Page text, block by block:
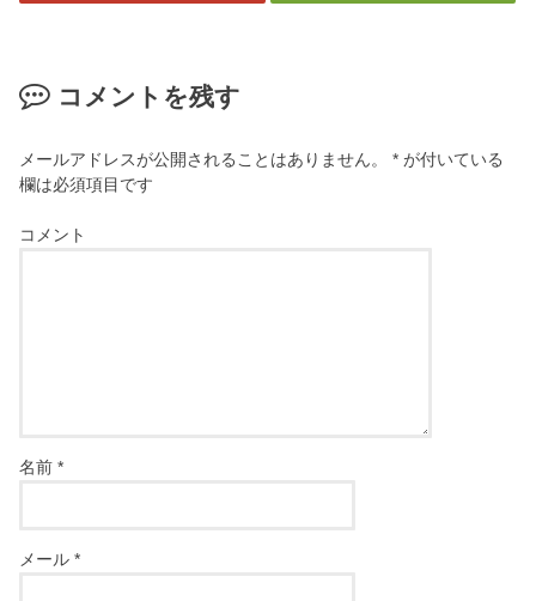
コメントを残す
メールアドレスが公開されることはありません。 * が付いている
欄は必須項目です
コメント
名前*
メール*